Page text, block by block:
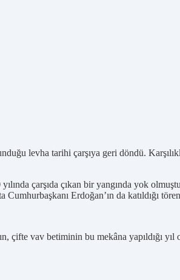
levha tarihi çarşıya geri döndü.
çarşıda çıkan bir yangında yok
Erdoğan’ın da katıldığı
çifte vav betiminin bu mekâna yapıldığı